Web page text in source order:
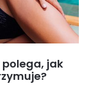
polega, jak